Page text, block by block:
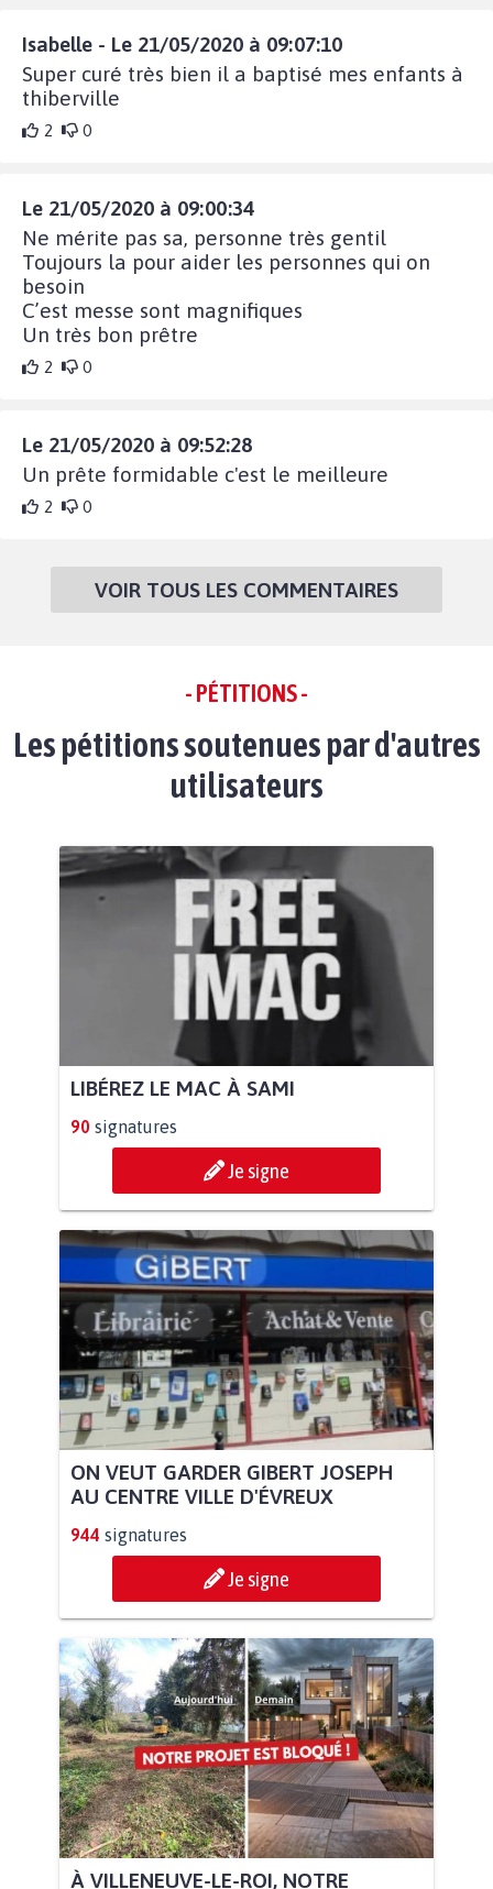
Isabelle - Le 21/05/2020 à 09:07:10
Super curé très bien il a baptisé mes enfants à
thiberville
2 0
Le 21/05/2020 à 09:00:34
Ne mérite pas sa, personne très gentil
Toujours la pour aider les personnes qui on
besoin
C’est messe sont magnifiques
Un très bon prêtre
2 0
Le 21/05/2020 à 09:52:28
Un prête formidable c'est le meilleure
2 0
VOIR TOUS LES COMMENTAIRES
- PÉTITIONS -
Les pétitions soutenues par d'autres
utilisateurs
LIBÉREZ LE MAC À SAMI
90 signatures
Je signe
ON VEUT GARDER GIBERT JOSEPH
AU CENTRE VILLE D'ÉVREUX
944 signatures
Je signe
À VILLENEUVE-LE-ROI, NOTRE